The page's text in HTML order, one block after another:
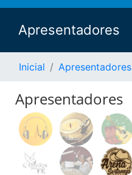
Apresentadores
Inicial Apresentadores
Apresentadores